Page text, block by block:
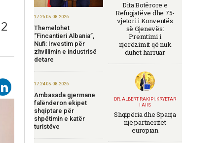
17:26 05-08-2026
Themelohet
“Fincantieri Albania”,
Nufi: Investim për
zhvillimin e industrisë
detare
17:24 05-08-2026
Ambasada gjermane
falënderon ekipet
shqiptare për
shpëtimin e katër
turistëve
Dita Botërore e
Refugjatëve dhe 75-
vjetori i Konventës
së Gjenevës:
Premtimi i
njerëzimit që nuk
duhet harruar
DR. ALBERT RAKIPI, KRYETAR
I AIIS
Shqipëria dhe Spanja
një partneritet
europian